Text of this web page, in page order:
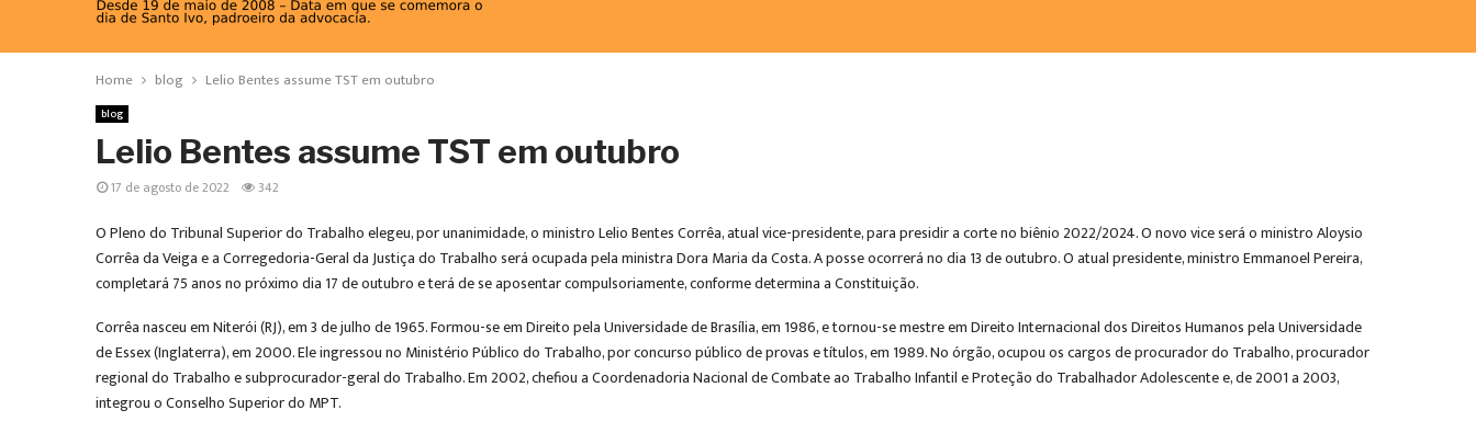
Home blog Lelio Bentes assume TST em outubro
blog
Lelio Bentes assume TST em outubro
17 de agosto de 2022 342
O Pleno do Tribunal Superior do Trabalho elegeu, por unanimidade, o ministro Lelio Bentes Corrêa, atual vice-presidente, para presidir a corte no biênio 2022/2024. O novo vice será o ministro Aloysio
Corrêa da Veiga e a Corregedoria-Geral da Justiça do Trabalho será ocupada pela ministra Dora Maria da Costa. A posse ocorrerá no dia 13 de outubro. O atual presidente, ministro Emmanoel Pereira,
completará 75 anos no próximo dia 17 de outubro e terá de se aposentar compulsoriamente, conforme determina a Constituição.
Corrêa nasceu em Niterói (RJ), em 3 de julho de 1965. Formou-se em Direito pela Universidade de Brasília, em 1986, e tornou-se mestre em Direito Internacional dos Direitos Humanos pela Universidade
de Essex (Inglaterra), em 2000. Ele ingressou no Ministério Público do Trabalho, por concurso público de provas e títulos, em 1989. No órgão, ocupou os cargos de procurador do Trabalho, procurador
regional do Trabalho e subprocurador-geral do Trabalho. Em 2002, chefiou a Coordenadoria Nacional de Combate ao Trabalho Infantil e Proteção do Trabalhador Adolescente e, de 2001 a 2003,
integrou o Conselho Superior do MPT.